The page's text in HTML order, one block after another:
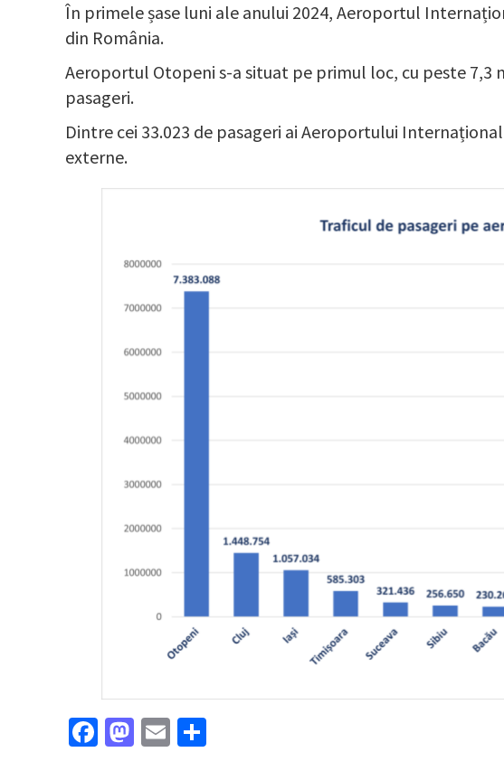
În primele șase luni ale anului 2024, Aeroportul
din România.
Aeroportul Otopeni s-a situat pe primul loc, cu peste 7,3
pasageri.
Dintre cei 33.023 de pasageri ai Aeroportului
externe.
Facebook
Mastodon
Email